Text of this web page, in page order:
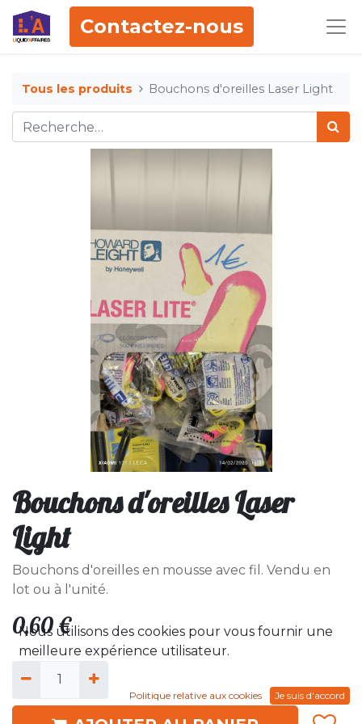
Contactez-nous
Tous les produits Bouchons d'oreilles Laser Light
Bouchons d'oreilles Laser
Light
Bouchons d'oreilles en mousse avec fil. Vendu en
lot ou à l'unité.
0,60€
Nous utilisons des cookies pour vous fournir une
meilleure expérience utilisateur.
Politique relative aux cookies Je suis d'accord